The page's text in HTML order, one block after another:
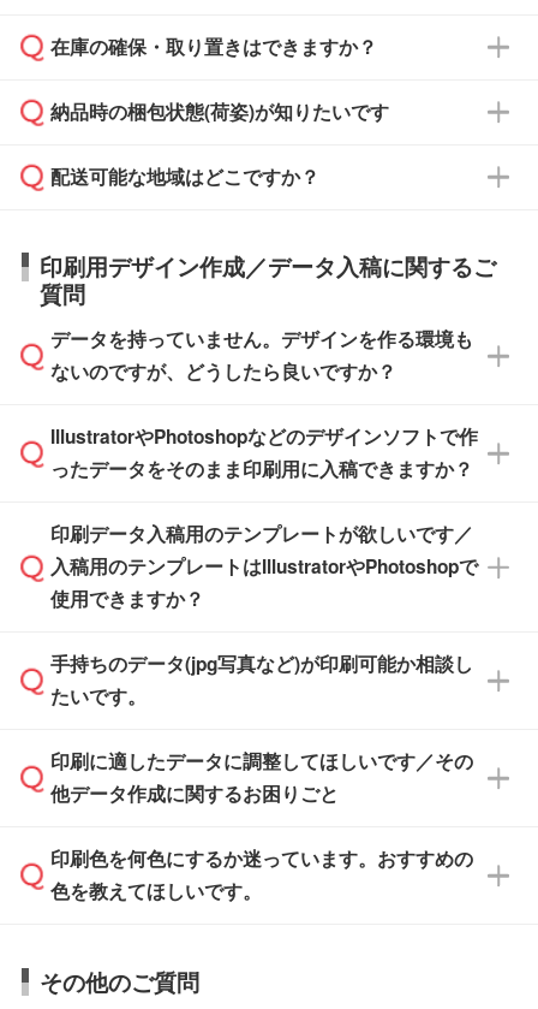
校や幼稚園・保育園であれば、同様の条件でご
ご希望の際は担当スタッフまでお気軽にご相談
ください。
たは注文フォームの『ご注文に関する備考欄』
ご入金確認後、1～2営業日で出荷いたしま
タッフまでお問い合わせください。
ル」に注文予定日をご入力いただくと、おおよ
その締切日や出荷目安をご確認いただけます。
品が決まりましたらお早めのご発注をお願いい
たします。
※土日祝日を除く営業日換算です。
※沖縄・離島は追加日数がかかります。
ご希望の納期がある場合は、お問い合わせ・お
い。
応が可能かご案内いたします。
す。>>対象商品はこちら
※最短出荷日は商品によって異なります。各商
品ページにてご確認ください
在庫の確保・取り置きはできますか？
ご入金確認後に在庫を確保し、注文確定のご連
はできかねますので予めご了承ください。
納品時の梱包状態(荷姿)が知りたいです
商品によって異なります。各ページにある商品
す。(白箱、化粧箱、ブリスターパックなど)
【袋入り】 商品がひとつずつ袋に入っていま
す。(透明袋、デザイン袋など)
【個包装なし】 個包装がされていない状態で
※化粧箱から白箱への入れ替えや、オリジナル
箱の作成は原則承っておりません。
配送可能な地域はどこですか？
日本全国へお届けが可能です。なお、海外への
直接納品は行っておりませんので予めご了承く
ださい。
印刷用デザイン作成／データ入稿に関するご
質問
データを持っていません。デザインを作る環境も
ないのですが、どうしたら良いですか？
無料の「デザインシミュレーター」を使えば、
PCやスマホから簡単にデザインを作成できま
ザインソフトがなくても安心です。
また、「データ作成サービス
せいただければ、弊社にて無料でデザインデー
タを1点作成いたします。
IllustratorやPhotoshopなどのデザインソフトで作
ったデータをそのまま印刷用に入稿できますか？
IllustratorやPhotoshop、CLIP STUDIOなどのデ
ザインソフトでこだわりのデザインを作成した
い方は、完全データ入稿
積・ご注文フォームにアップロードしてご入稿
ください。
ご入稿後は経験豊富なスタッフがデータに不備
がないかチェックし、お客様と確認してから印
刷に進みますので、ご安心ください。
印刷データ入稿用のテンプレートが欲しいです／
入稿用のテンプレートはIllustratorやPhotoshopで
使用できますか？
一部商品は入稿用テンプレートのご用意があり
ます。各商品ページの『印刷方法・テンプレー
入稿用のテンプレートはPDF形式ですが、
IllustratorやPhotoshopで開いてご利用いただけ
方」をご確認ください。
手持ちのデータ(jpg写真など)が印刷可能か相談し
たいです。
印刷に適したデータ・解像度かどうか、担当ス
タッフが事前に確認いたします。
ムへ添付いただくか、担当スタッフ宛にメール
でお送りください。
い合わせください。
印刷に適したデータに調整してほしいです／その
他データ作成に関するお困りごと
データ作成でお困りの際には、担当スタッフが
サポートいたしますのでお気軽にご相談くださ
から添付してお送りください。
印刷色を何色にするか迷っています。おすすめの
色を教えてほしいです。
お見積・ご注文・
相談いただきますと、担当スタッフがお客様の
その他のご質問